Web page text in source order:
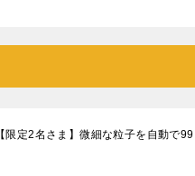
【限定2名さま】微細な粒子を自動で